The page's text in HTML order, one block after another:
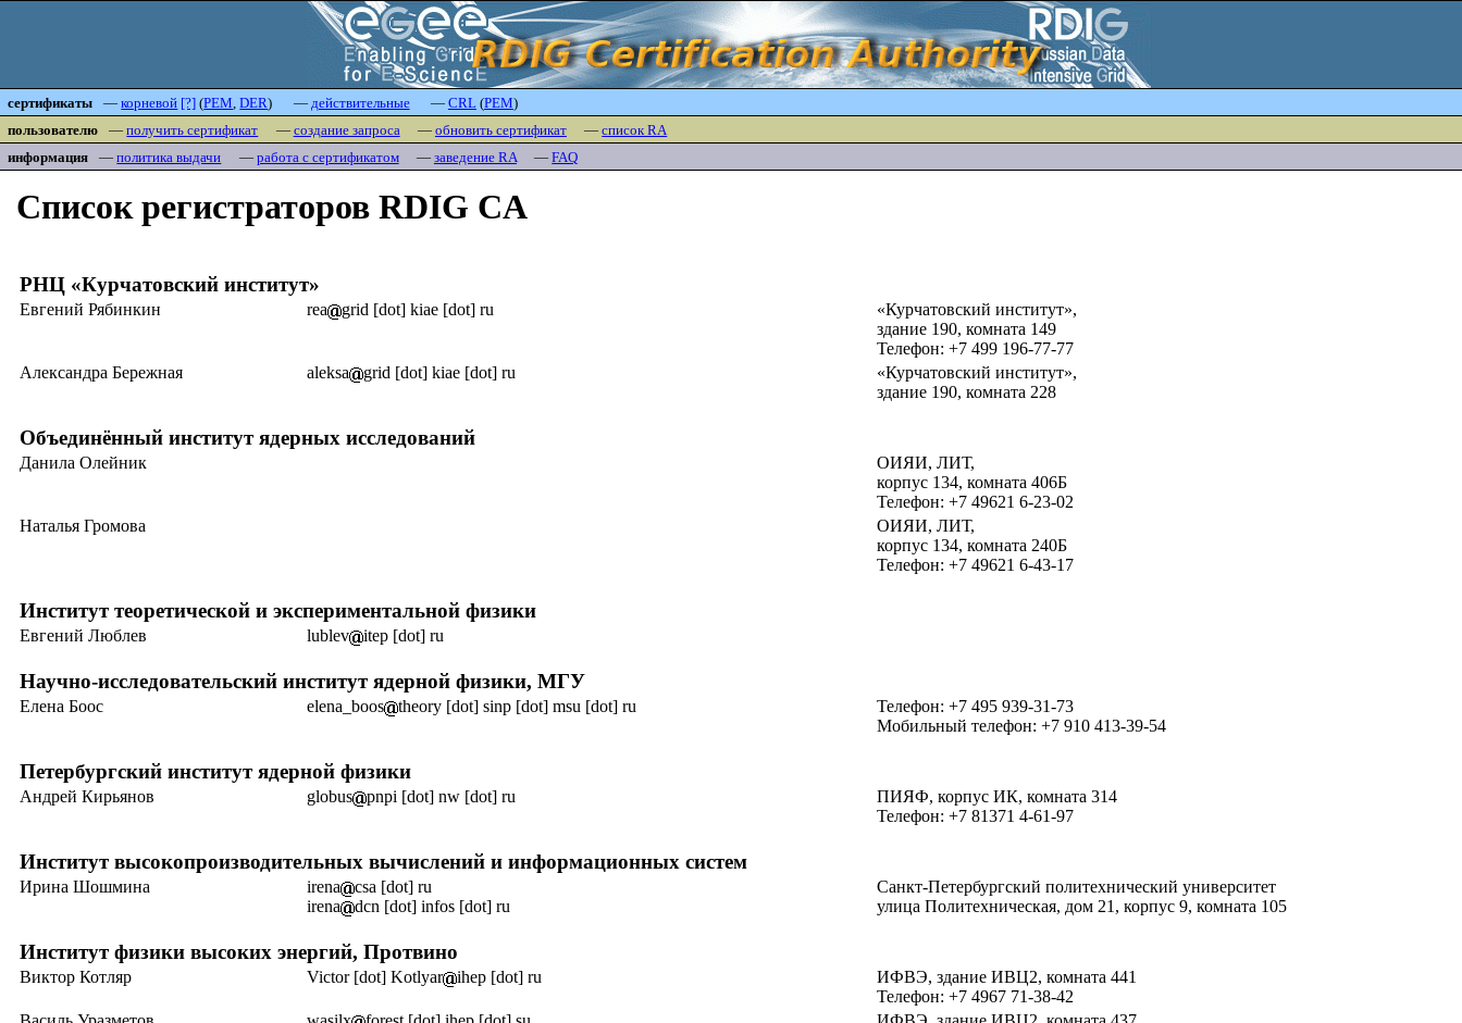
сертификаты —корневой [?] (PEM,DER) — действительные — CRL(PEM)
пользователю
—получить сертификат — создание запроса — обновить сертификат —список RA
информация
—политика выдачи — работа с сертификатом — заведение RA —FAQ
Список регистраторов RDIG CA
РНЦ «Курчатовский институт»
Евгений Рябинкин rea grid [dot] kiae [dot] ru
«Курчатовский институт»,
здание 190, комната 149
Телефон: +7 499 196-77-77
Александра Бережная
aleksa grid [dot] kiae [dot] ru
«Курчатовский институт»,
здание 190, комната 228
Объединённый институт ядерных исследований
Данила Олейник
ОИЯИ, ЛИТ,
корпус 134, комната 406Б
Телефон: +7 49621 6-23-02
Наталья Громова
ОИЯИ, ЛИТ,
корпус 134, комната 240Б
Телефон: +7 49621 6-43-17
Институт теоретической и экспериментальной физики
Евгений Люблев lublev itep [dot] ru
Научно-исследовательский институт ядерной физики, МГУ
Елена Боос elena_boos theory [dot] sinp [dot] msu [dot] ru
Телефон: +7 495 939-31-73
Мобильный телефон: +7 910 413-39-54
Петербургский институт ядерной физики
Андрей Кирьянов globus pnpi [dot] nw [dot] ru ПИЯФ, корпус ИК, комната 314
Телефон: +7 81371 4-61-97
Институт высокопроизводительных вычислений и информационных систем
Ирина Шошмина irena
csa [dot] ru
irena
dcn [dot] infos [dot] ru
Санкт-Петербургский политехнический университет
улица Политехническая, дом 21, корпус 9, комната 105
Институт физики высоких энергий, Протвино
Виктор Котляр Victor [dot] Kotlyar ihep [dot] ru ИФВЭ, здание ИВЦ2, комната 441
Телефон: +7 4967 71-38-42